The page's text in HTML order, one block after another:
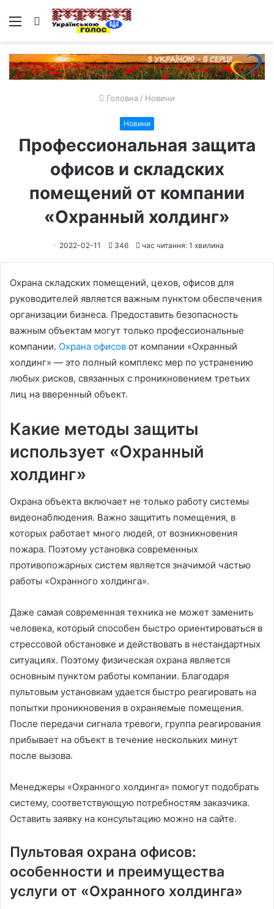
Меню Пошук
Головна / Новини
Новини
Профессиональная защита
офисов и складских
помещений от компании
«Охранный холдинг»
2022-02-11 346 час читання: 1 хвилина
Охрана складских помещений, цехов, офисов для
руководителей является важным пунктом обеспечения
организации бизнеса. Предоставить безопасность
важным объектам могут только профессиональные
компании. Охрана офисов от компании «Охранный
холдинг» — это полный комплекс мер по устранению
любых рисков, связанных с проникновением третьих
лиц на вверенный объект.
Какие методы защиты
использует «Охранный
холдинг»
Охрана объекта включает не только работу системы
видеонаблюдения. Важно защитить помещения, в
которых работает много людей, от возникновения
пожара. Поэтому установка современных
противопожарных систем является значимой частью
работы «Охранного холдинга».
Даже самая современная техника не может заменить
человека, который способен быстро ориентироваться в
стрессовой обстановке и действовать в нестандартных
ситуациях. Поэтому физическая охрана является
основным пунктом работы компании. Благодаря
пультовым установкам удается быстро реагировать на
попытки проникновения в охраняемые помещения.
После передачи сигнала тревоги, группа реагирования
прибывает на объект в течение нескольких минут
после вызова.
Менеджеры «Охранного холдинга» помогут подобрать
систему, соответствующую потребностям заказчика.
Оставить заявку на консультацию можно на сайте.
Пультовая охрана офисов:
особенности и преимущества
услуги от «Охранного холдинга»